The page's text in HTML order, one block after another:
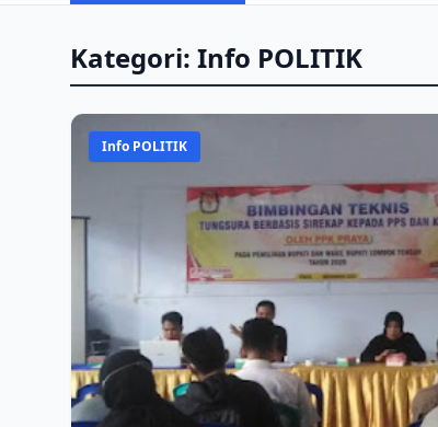
Kategori: Info POLITIK
Info POLITIK